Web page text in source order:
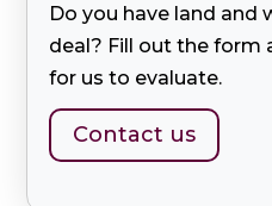
Do you have land and
deal? Fill out the form
for us to evaluate.
Contact us